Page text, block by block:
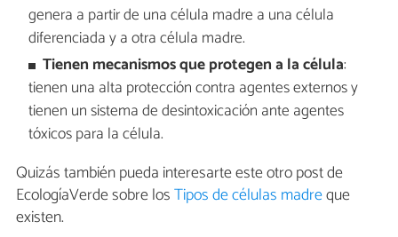
genera a partir de una célula madre a una célula
diferenciada y a otra célula madre.
Tienen mecanismos que protegen a la célula:
tienen una alta protección contra agentes externos y
tienen un sistema de desintoxicación ante agentes
tóxicos para la célula.
Quizás también pueda interesarte este otro post de
EcologíaVerde sobre losTipos de células madreque
existen.